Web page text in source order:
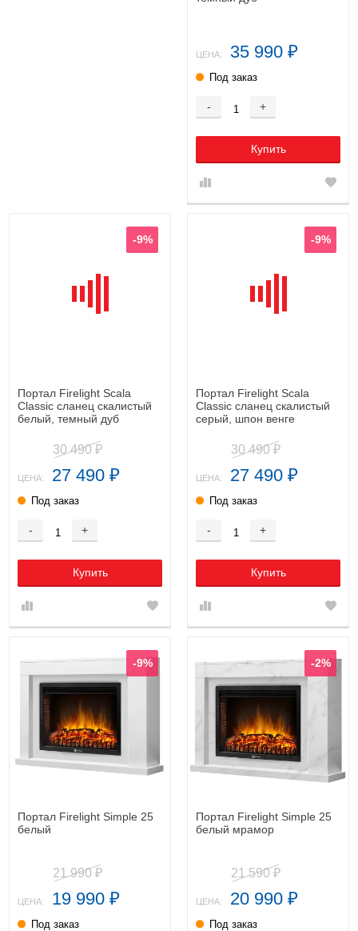
ЦЕНА: 35 990 ₽
Под заказ
- +
Купить
-9%
Портал Firelight Scala
Classic сланец скалистый
белый, темный дуб
30 490 ₽
ЦЕНА: 27 490 ₽
Под заказ
- +
Купить
-9%
Портал Firelight Scala
Classic сланец скалистый
серый, шпон венге
30 490 ₽
ЦЕНА: 27 490 ₽
Под заказ
- +
Купить
-9%
Портал Firelight Simple 25
белый
21 990 ₽
ЦЕНА: 19 990 ₽
Под заказ
-2%
Портал Firelight Simple 25
белый мрамор
21 590 ₽
ЦЕНА: 20 990 ₽
Под заказ